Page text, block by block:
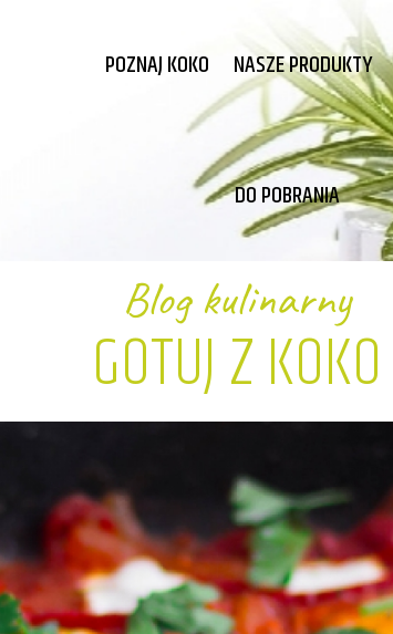
POZNAJ KOKO NASZE PRODUKTY
DO POBRANIA
Blog kulinarny
GOTUJ Z KOKO